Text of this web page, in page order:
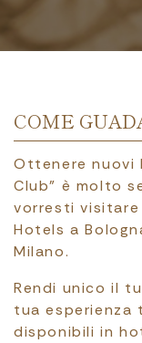
COME
Ottenere nuovi
Club” è molto
vorresti
Hotels a
Milano.
Rendi unico il
tua esperienza
disponibili in